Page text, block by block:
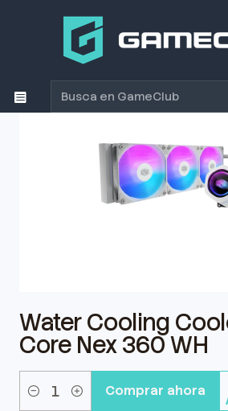
Productos
Water Cooling Cooler Master Core
Water Cooling
Core Nex 360 WH
Cantidad
Comprar ahora